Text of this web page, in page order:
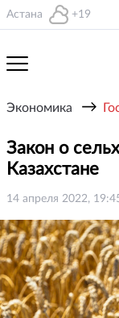
Астана +19
Экономика →
Закон о
Казахстане
14 апреля 2022,